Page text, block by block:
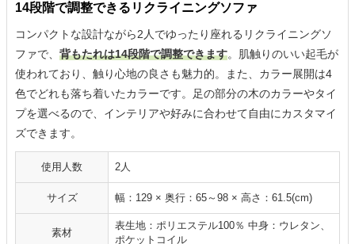
14段階で調整できるリクライニングソファ
コンパクトな設計ながら2人でゆったり座れるリクライニングソ
ファで、 背もたれは14段階で調整できます。肌触りのいい起毛が
使われており、触り心地の良さも魅力的。また、カラー展開は4
色でどれも落ち着いたカラーです。足の部分の木のカラーやタイ
プを選べるので、インテリアや好みに合わせて自由にカスタマイ
ズできます。
使用人数 2人
サイズ 幅：129 × 奥行：65～98 × 高さ：61.5(cm)
素材
表生地：ポリエステル100％ 中身：ウレタン、
ポケットコイル